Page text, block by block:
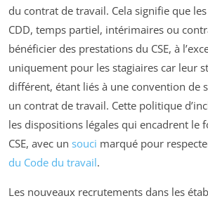
du contrat de travail. Cela signifie que
CDD, temps partiel, intérimaires ou
bénéficier des prestations du CSE, à
uniquement pour les stagiaires car leur
différent, étant liés à une convention de
un contrat de travail. Cette politique
les dispositions légales qui encadrent le
CSE, avec un souci marqué pour
du Code du travail.
Les nouveaux recrutements dans les